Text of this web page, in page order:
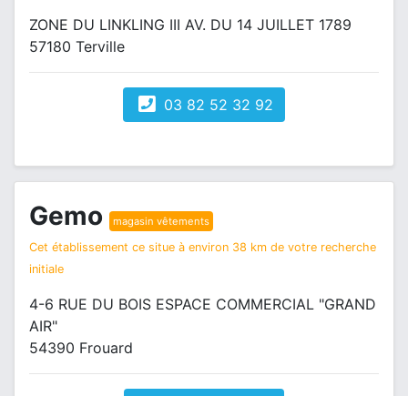
ZONE DU LINKLING III AV. DU 14 JUILLET 1789
57180 Terville
03 82 52 32 92
Gemo magasin vêtements
Cet établissement ce situe à environ 38 km de votre recherche
initiale
4-6 RUE DU BOIS ESPACE COMMERCIAL "GRAND
AIR"
54390 Frouard